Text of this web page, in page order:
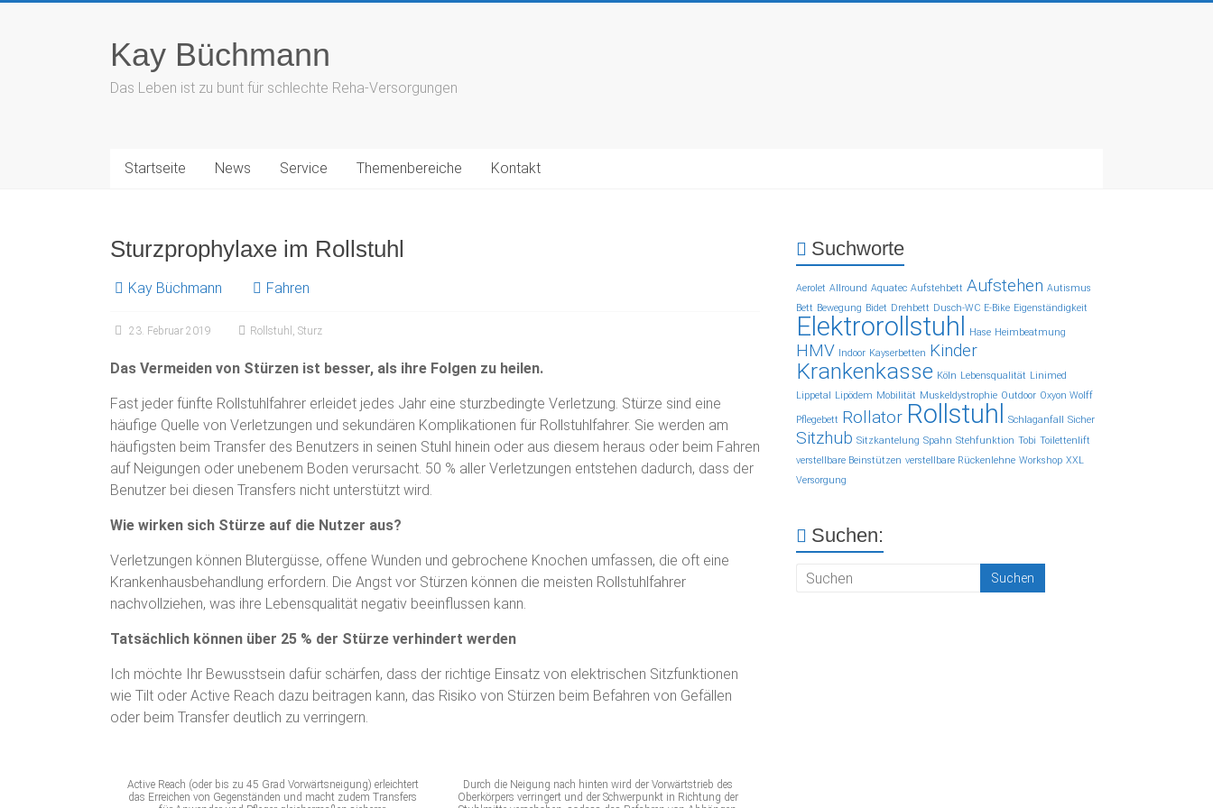
Kay Büchmann
Das Leben ist zu bunt für schlechte Reha-Versorgungen
Startseite News Service Themenbereiche Kontakt
Sturzprophylaxe im Rollstuhl
Kay Büchmann Fahren
23. Februar 2019 Rollstuhl , Sturz
Das Vermeiden von Stürzen ist besser, als ihre Folgen zu heilen.
Fast jeder fünfte Rollstuhlfahrer erleidet jedes Jahr eine sturzbedingte Verletzung. Stürze sind eine
häufige Quelle von Verletzungen und sekundären Komplikationen für Rollstuhlfahrer. Sie werden am
häufigsten beim Transfer des Benutzers in seinen Stuhl hinein oder aus diesem heraus oder beim Fahren
auf Neigungen oder unebenem Boden verursacht. 50 % aller Verletzungen entstehen dadurch, dass der
Benutzer bei diesen Transfers nicht unterstützt wird.
Wie wirken sich Stürze auf die Nutzer aus?
Verletzungen können Blutergüsse, offene Wunden und gebrochene Knochen umfassen, die oft eine
Krankenhausbehandlung erfordern. Die Angst vor Stürzen können die meisten Rollstuhlfahrer
nachvollziehen, was ihre Lebensqualität negativ beeinflussen kann.
Tatsächlich können über 25 % der Stürze verhindert werden
Ich möchte Ihr Bewusstsein dafür schärfen, dass der richtige Einsatz von elektrischen Sitzfunktionen
wie Tilt oder Active Reach dazu beitragen kann, das Risiko von Stürzen beim Befahren von Gefällen
oder beim Transfer deutlich zu verringern.
Active Reach (oder bis zu 45 Grad Vorwärtsneigung) erleichtert
das Erreichen von Gegenständen und macht zudem Transfers
Durch die Neigung nach hinten wird der Vorwärtstrieb des
Oberkörpers verringert und der Schwerpunkt in Richtung der
Suchworte
Aerolet Allround Aquatec Aufstehbett Aufstehen Autismus
Bett Bewegung Bidet Drehbett Dusch-WC E-Bike Eigenständigkeit
Elektrorollstuhl Hase Heimbeatmung
HMV Indoor Kayserbetten Kinder
Krankenkasse Köln Lebensqualität Linimed
Lippetal Lipödem Mobilität Muskeldystrophie Outdoor Oxyon Wolff
Pflegebett Rollator Rollstuhl Schlaganfall Sicher
Sitzhub Sitzkantelung Spahn Stehfunktion Tobi Toilettenlift
verstellbare Beinstützen verstellbare Rückenlehne Workshop XXL
Versorgung
Suchen: